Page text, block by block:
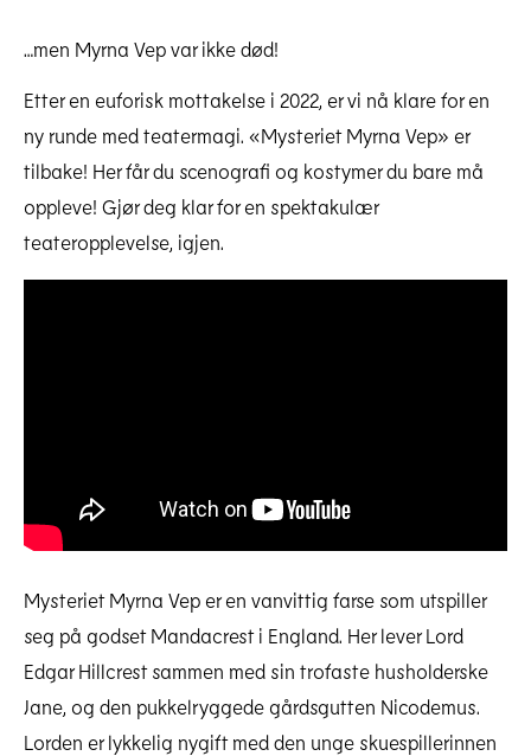
…men Myrna Vep var ikke død!
Etter en euforisk mottakelse i 2022, er vi nå klare for en
ny runde med teatermagi. «Mysteriet Myrna Vep» er
tilbake! Her får du scenografi og kostymer du bare må
oppleve! Gjør deg klar for en spektakulær
teateropplevelse, igjen.
Mysteriet Myrna Vep er en vanvittig farse som utspiller
seg på godset Mandacrest i England. Her lever Lord
Edgar Hillcrest sammen med sin trofaste husholderske
Jane, og den pukkelryggede gårdsgutten Nicodemus.
Lorden er lykkelig nygift med den unge skuespillerinnen